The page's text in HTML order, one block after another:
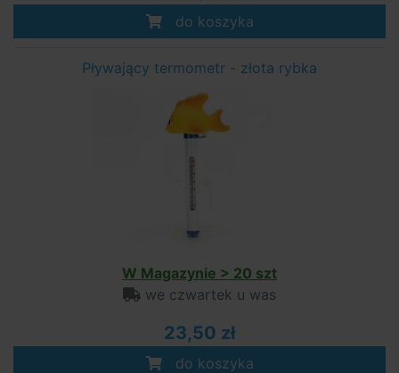
do koszyka
Pływający termometr - złota rybka
W Magazynie > 20 szt
we czwartek u was
23,50 zł
do koszyka